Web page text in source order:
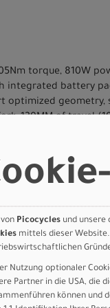
torque, 810W
integrated battery
optimized
120MM of travel
hydraulic disc,
hydraulic disc,
11-41t
Chainline, w/BCD
9-Speed
Flat Resistant
Flat Resistant
Display & USB-C
Back Sweep 13°,
Geometry
Picocycles und unsere
mittels dieser
Nutzung optionaler
Partner in die USA, die
können und